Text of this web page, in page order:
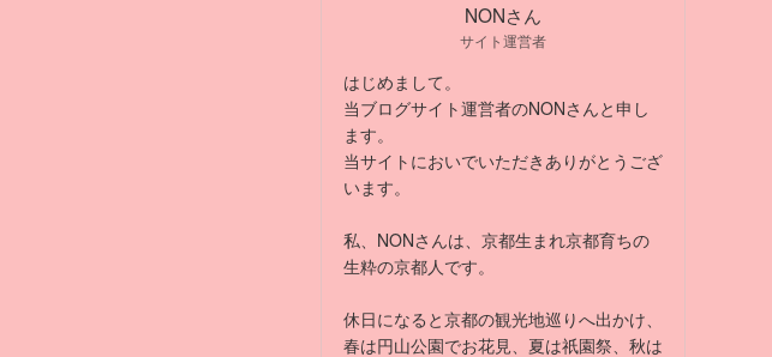
NONさん
サイト運営者
はじめまして。
当ブログサイト運営者のNONさんと申し
ます。
当サイトにおいでいただきありがとうござ
います。
私、NONさんは、京都生まれ京都育ちの
生粋の京都人です。
休日になると京都の観光地巡りへ出かけ、
春は円山公園でお花見、夏は祇園祭、秋は